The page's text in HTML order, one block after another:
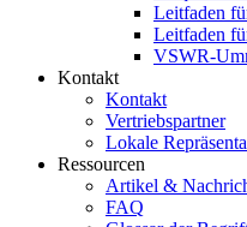
Leitfaden
Leitfaden
VSWR-
Kontakt
Kontakt
Vertriebspartner
Lokale
Ressourcen
Artikel &
FAQ